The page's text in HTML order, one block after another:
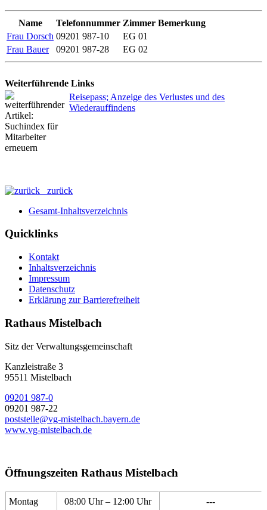
Name Telefonnummer Zimmer Bemerkung
Frau Dorsch 09201 987-10
EG 01
Frau Bauer
09201 987-28 EG 02
Weiterführende Links
Reisepass; Anzeige des Verlustes und des
Wiederauffindens
zurück
Gesamt-Inhaltsverzeichnis
Quicklinks
Kontakt
Inhaltsverzeichnis
Impressum
Datenschutz
Erklärung zur Barrierefreiheit
Rathaus Mistelbach
Sitz der Verwaltungsgemeinschaft
Kanzleistraße 3
95511 Mistelbach
09201 987-0
09201 987-22
poststelle@vg-mistelbach.bayern.de
www.vg-mistelbach.de
Öffnungszeiten Rathaus Mistelbach
Montag 08:00 Uhr – 12:00 Uhr ---